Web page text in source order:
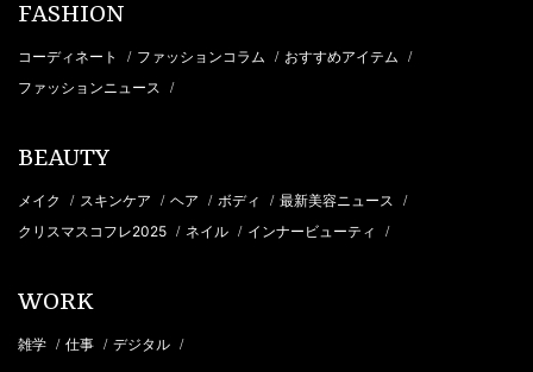
FASHION
コーディネート / ファッションコラム / おすすめアイテム /
ファッションニュース /
BEAUTY
メイク / スキンケア / ヘア / ボディ / 最新美容ニュース /
クリスマスコフレ2025 / ネイル / インナービューティ /
WORK
雑学 / 仕事 / デジタル /